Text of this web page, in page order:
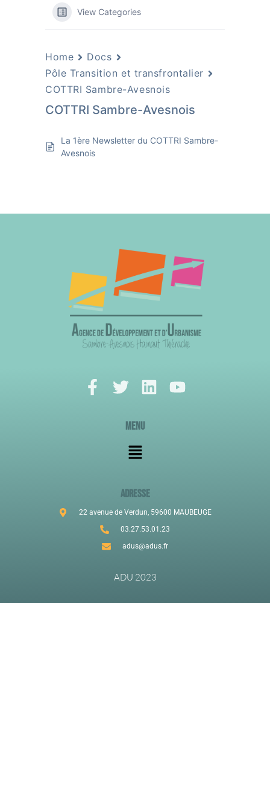
View Categories
Home
Docs
Pôle Transition et transfrontalier
COTTRI Sambre-Avesnois
COTTRI Sambre-Avesnois
La 1ère Newsletter du COTTRI Sambre-
Avesnois
Menu
ADRESSE
22 avenue de Verdun, 59600 MAUBEUGE
03.27.53.01.23
adus@adus.fr
ADU 2023